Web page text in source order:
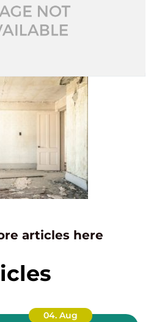
articles here
04. Aug